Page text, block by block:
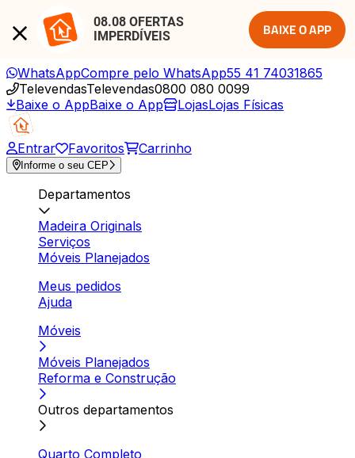
08.08 OFERTAS
IMPERDÍVEIS
BAIXE O APP
WhatsAppCompre pelo WhatsApp55 41 74031865
TelevendasTelevendas0800 080 0099
Baixe o AppBaixe o App LojasLojas Físicas
Entrar Favoritos Carrinho
Informe o seu CEP
Departamentos
Madeira Originals
Serviços
Móveis Planejados
Meus pedidos
Ajuda
Móveis
Móveis Planejados
Reforma e Construção
Outros departamentos
Quarto Completo